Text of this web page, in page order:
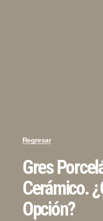
Regresar
Gres
Cerámico.
Opción?